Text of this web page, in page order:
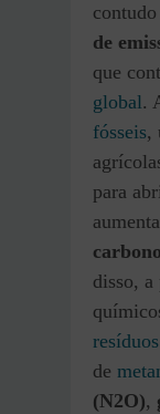
contudo
de
que
global.
fósseis,
para
disso,
de
(N2O),